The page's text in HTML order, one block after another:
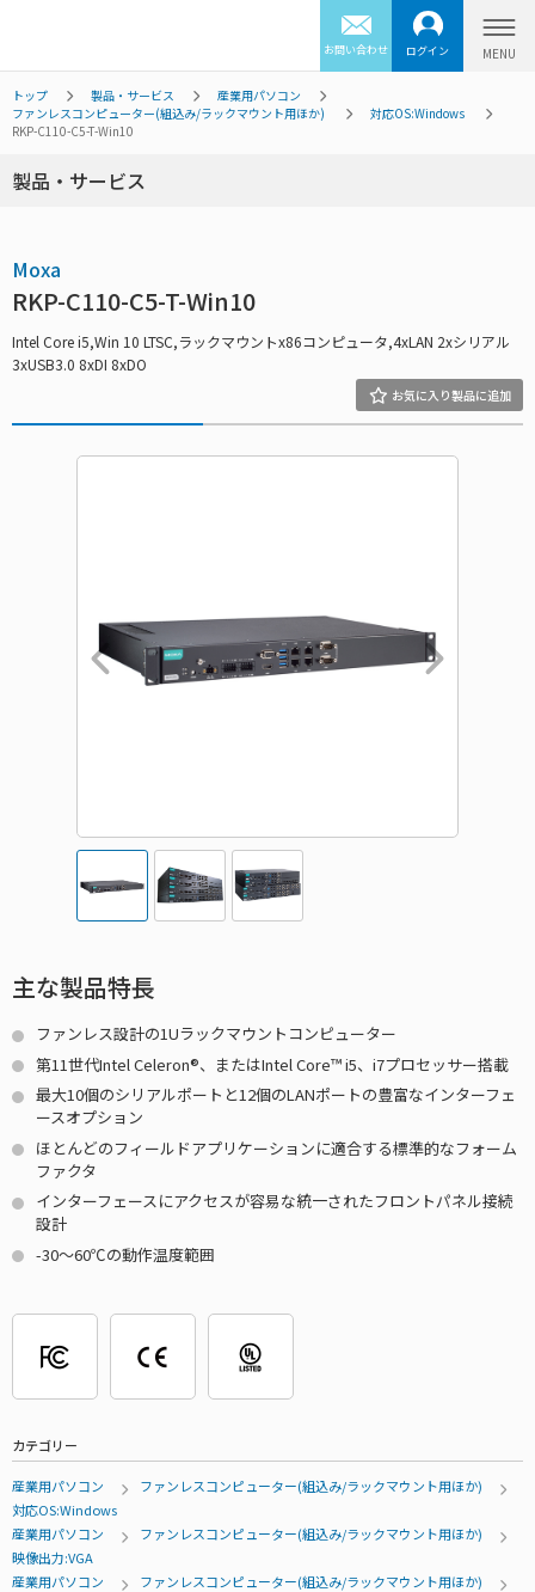
お問い合わせ ログイン
トップ 製品・サービス
産業用パソコン
ファンレスコンピューター(組込み/ラックマウント用ほか)
対応OS:Windows
RKP-C110-C5-T-Win10
製品・サービス
Moxa
RKP-C110-C5-T-Win10
Intel Core i5,Win 10 LTSC,ラックマウントx86コンピュータ,4xLAN 2xシリアル
3xUSB3.0 8xDI 8xDO
主な製品特長
ファンレス設計の1Uラックマウントコンピューター
第11世代Intel Celeron®、またはIntel Core™ i5、i7プロセッサー搭載
最大10個のシリアルポートと12個のLANポートの豊富なインターフェ
ースオプション
ほとんどのフィールドアプリケーションに適合する標準的なフォーム
ファクタ
インターフェースにアクセスが容易な統一されたフロントパネル接続
設計
-30～60℃の動作温度範囲
カテゴリー
産業用パソコン
ファンレスコンピューター(組込み/ラックマウント用ほか)
対応OS:Windows
産業用パソコン
ファンレスコンピューター(組込み/ラックマウント用ほか)
映像出力:VGA
産業用パソコン
ファンレスコンピューター(組込み/ラックマウント用ほか)